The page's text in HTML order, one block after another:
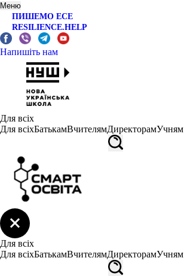
Меню
ПИШЕМО ЕСЕ
RESILIENCE.HELP
Напишіть нам
Для всіх
Для всіхБатькамВчителямДиректорамУчням
Для всіх
Для всіхБатькамВчителямДиректорамУчням